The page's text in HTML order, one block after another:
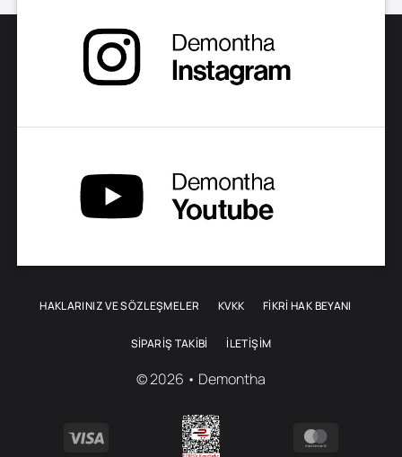
Seçenekler
ürün
sayfasından
seçilebilir
HAKLARINIZ VE SÖZLEŞMELER KVKK FİKRİ HAK BEYANI
SIPARIŞ TAKIBI İLETIŞIM
© 2026 • Demontha
Visa